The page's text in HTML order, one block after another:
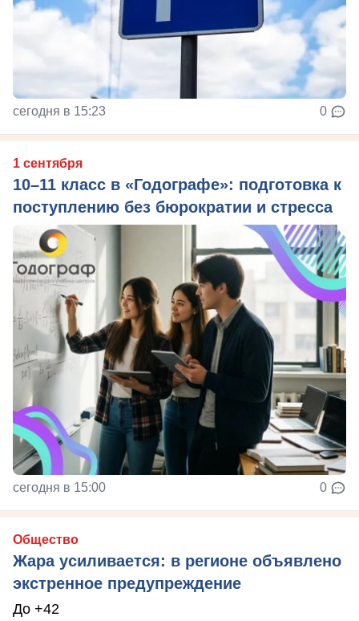
сегодня в 15:23 0
1 сентября
10–11 класс в «Годографе»: подготовка к
поступлению без бюрократии и стресса
сегодня в 15:00 0
Общество
Жара усиливается: в регионе объявлено
экстренное предупреждение
До +42